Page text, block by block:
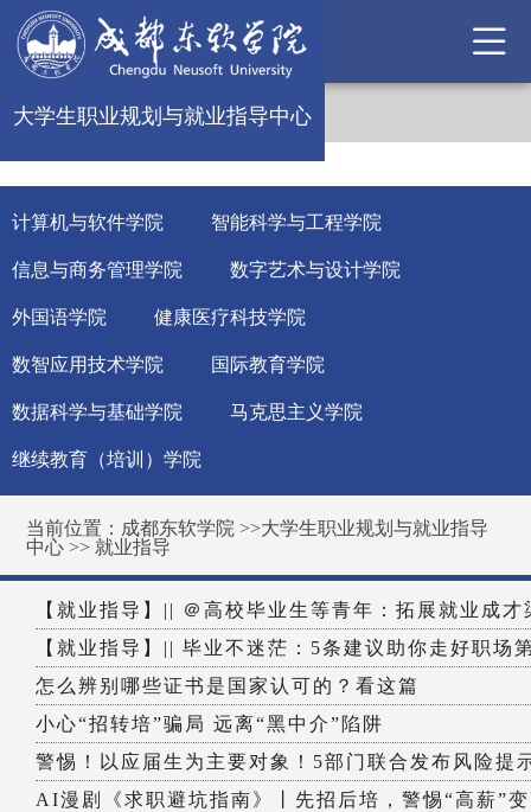
大学生职业规划与就业指导中心
计算机与软件学院 智能科学与工程学院
信息与商务管理学院 数字艺术与设计学院
外国语学院 健康医疗科技学院
数智应用技术学院 国际教育学院
数据科学与基础学院 马克思主义学院
继续教育（培训）学院
当前位置： 成都东软学院 >>大学生职业规划与就业指导
中心 >> 就业指导
【就业指导】|| ＠高校毕业生等青年：拓展就业成
【就业指导】|| 毕业不迷茫：5条建议助你走好职场
怎么辨别哪些证书是国家认可的？看这篇
小心“招转培”骗局 远离“黑中介”陷阱
警惕！以应届生为主要对象！5部门联合发布风险提
AI漫剧《求职避坑指南》丨先招后培，警惕“高薪”